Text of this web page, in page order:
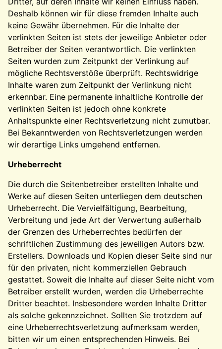
Deshalb können wir für diese fremden Inhalte auch
keine Gewähr übernehmen. Für die Inhalte der
verlinkten Seiten ist stets der jeweilige Anbieter oder
Betreiber der Seiten verantwortlich. Die verlinkten
Seiten wurden zum Zeitpunkt der Verlinkung auf
mögliche Rechtsverstöße überprüft. Rechtswidrige
Inhalte waren zum Zeitpunkt der Verlinkung nicht
erkennbar. Eine permanente inhaltliche Kontrolle der
verlinkten Seiten ist jedoch ohne konkrete
Anhaltspunkte einer Rechtsverletzung nicht zumutbar.
Bei Bekanntwerden von Rechtsverletzungen werden
wir derartige Links umgehend entfernen.
Urheberrecht
Die durch die Seitenbetreiber erstellten Inhalte und
Werke auf diesen Seiten unterliegen dem deutschen
Urheberrecht. Die Vervielfältigung, Bearbeitung,
Verbreitung und jede Art der Verwertung außerhalb
der Grenzen des Urheberrechtes bedürfen der
schriftlichen Zustimmung des jeweiligen Autors bzw.
Erstellers. Downloads und Kopien dieser Seite sind nur
für den privaten, nicht kommerziellen Gebrauch
gestattet. Soweit die Inhalte auf dieser Seite nicht vom
Betreiber erstellt wurden, werden die Urheberrechte
Dritter beachtet. Insbesondere werden Inhalte Dritter
als solche gekennzeichnet. Sollten Sie trotzdem auf
eine Urheberrechtsverletzung aufmerksam werden,
bitten wir um einen entsprechenden Hinweis. Bei